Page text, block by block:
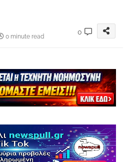
0 minute read
0